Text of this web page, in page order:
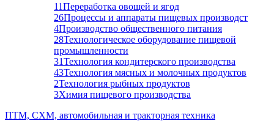
11Переработка овощей и ягод
26Процессы и аппараты пищевых производст
4Производство общественного питания
28Технологическое оборудование пищевой
промышленности
31Технология кондитерского производства
43Технология мясных и молочных продуктов
2Технология рыбных продуктов
3Химия пищевого производства
ПТМ, СХМ, автомобильная и тракторная техника